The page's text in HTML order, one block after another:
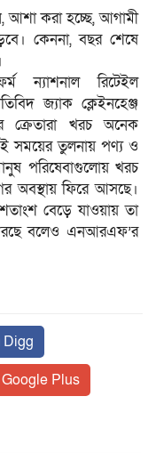
আশা করা হচ্ছে, আগামী
কেননা, বছর শেষে
ন্যাশনাল রিটেইল
জ্যাক ক্লেইনহেঞ্জ
ক্রেতারা খরচ অনেক
সময়ের তুলনায় পণ্য ও
পরিষেবাগুলোয় খরচ
অবস্থায় ফিরে আসছে।
বেড়ে যাওয়ায় তা
করছে বলেও এনআরএফ’র
Digg
Google Plus